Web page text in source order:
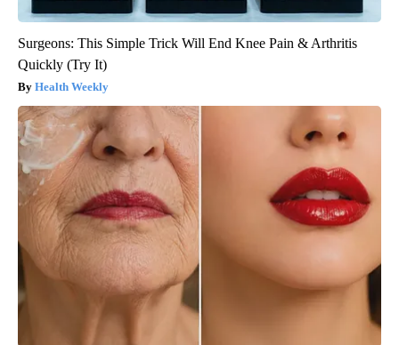
Surgeons: This Simple Trick Will End Knee Pain & Arthritis
Quickly (Try It)
Health Weekly